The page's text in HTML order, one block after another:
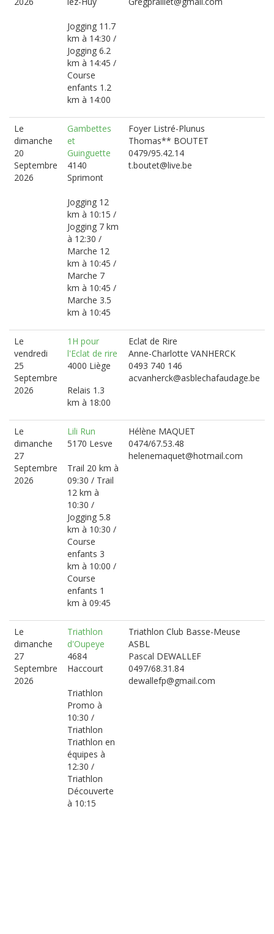
Jogging 11.7
km à 14:30 /
Jogging 6.2
km à 14:45 /
Course
enfants 1.2
km à 14:00
Le
dimanche
20
Septembre
2026
Gambettes
et
Guinguette
4140
Sprimont
Jogging 12
km à 10:15 /
Jogging 7 km
à 12:30 /
Marche 12
km à 10:45 /
Marche 7
km à 10:45 /
Marche 3.5
km à 10:45
Foyer Listré-Plunus
Thomas** BOUTET
0479/95.42.14
t.boutet@live.be
Le
vendredi
25
Septembre
2026
1H pour
l'Eclat de rire
4000 Liège
Relais 1.3
km à 18:00
Eclat de Rire
Anne-Charlotte VANHERCK
0493 740 146
acvanherck@asblechafaudage.be
Le
dimanche
27
Septembre
2026
Lili Run
5170 Lesve
Trail 20 km à
09:30 / Trail
12 km à
10:30 /
Jogging 5.8
km à 10:30 /
Course
enfants 3
km à 10:00 /
Course
enfants 1
km à 09:45
Hélène MAQUET
0474/67.53.48
helenemaquet@hotmail.com
Le
dimanche
27
Septembre
2026
Triathlon
d'Oupeye
4684
Haccourt
Triathlon
Promo à
10:30 /
Triathlon
Triathlon en
équipes à
12:30 /
Triathlon
Découverte
à 10:15
Triathlon Club Basse-Meuse
ASBL
Pascal DEWALLEF
0497/68.31.84
dewallefp@gmail.com